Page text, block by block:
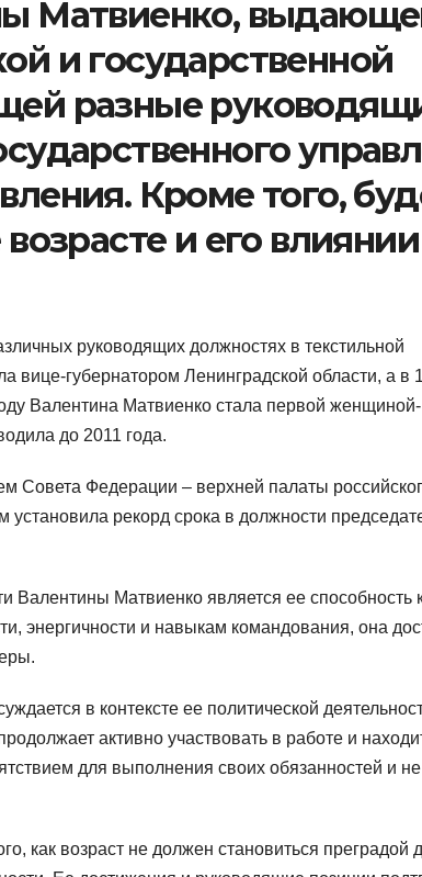
Матвиенко,
и государственной
разные
Кроме того,
и его
руководящих должностях в текстильной
губернатором Ленинградской области, а в
Валентина Матвиенко стала первой женщиной-
до 2011 года.
Совета Федерации – верхней палаты
рекорд срока в должности
Валентины Матвиенко является ее способность
энергичности и навыкам командования, она
в контексте ее политической
активно участвовать в работе и
для выполнения своих обязанностей и
как возраст не должен становиться преградой